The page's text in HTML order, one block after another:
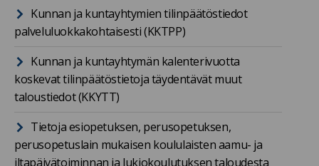
Kunnan ja kuntayhtymien tilinpäätöstiedot
palveluluokkakohtaisesti (KKTPP)
Kunnan ja kuntayhtymän kalenterivuotta
koskevat tilinpäätöstietoja täydentävät muut
taloustiedot (KKYTT)
Tietoja esiopetuksen, perusopetuksen,
perusopetuslain mukaisen koululaisten aamu- ja
iltapäivätoiminnan ja lukiokoulutuksen taloudesta